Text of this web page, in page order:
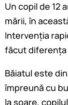
Un copil de 12
mării, în
Intervenția
făcut diferența
Băiatul este
împreună cu
la soare,